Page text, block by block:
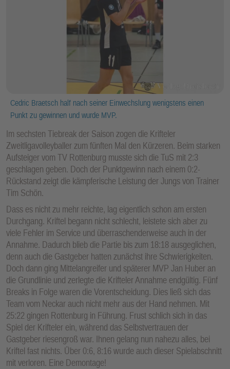
Cedric Braetsch half nach seiner Einwechslung wenigstens einen
Punkt zu gewinnen und wurde MVP.
Im sechsten Tiebreak der Saison zogen die Krifteler
Zweitligavolleyballer zum fünften Mal den Kürzeren. Beim starken
Aufsteiger vom TV Rottenburg musste sich die TuS mit 2:3
geschlagen geben. Doch der Punktgewinn nach einem 0:2-
Rückstand zeigt die kämpferische Leistung der Jungs von Trainer
Tim Schön.
Dass es nicht zu mehr reichte, lag eigentlich schon am ersten
Durchgang. Kriftel begann nicht schlecht, leistete sich aber zu
viele Fehler im Service und überraschenderweise auch in der
Annahme. Dadurch blieb die Partie bis zum 18:18 ausgeglichen,
denn auch die Gastgeber hatten zunächst ihre Schwierigkeiten.
Doch dann ging Mittelangreifer und späterer MVP Jan Huber an
die Grundlinie und zerlegte die Krifteler Annahme endgültig. Fünf
Breaks in Folge waren die Vorentscheidung. Dies ließ sich das
Team vom Neckar auch nicht mehr aus der Hand nehmen. Mit
25:22 gingen Rottenburg in Führung. Frust schlich sich in das
Spiel der Krifteler ein, während das Selbstvertrauen der
Gastgeber riesengroß war. Ihnen gelang nun nahezu alles, bei
Kriftel fast nichts. Über 0:6, 8:16 wurde auch dieser Spielabschnitt
mit verloren. Eine Demontage!